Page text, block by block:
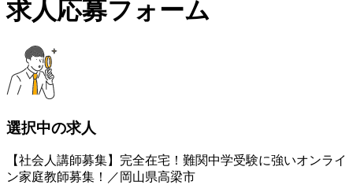
求人応募フォーム
選択中の求人
【社会人講師募集】完全在宅！難関中学受験に強いオンライ
ン家庭教師募集！／岡山県高梁市